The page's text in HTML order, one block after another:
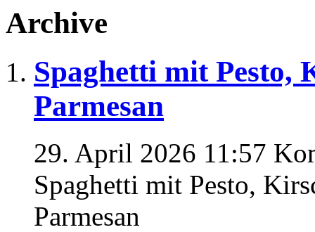
Archive
Spaghetti mit Pesto,
Parmesan
29. April 2026 11:57
Spaghetti mit Pesto,
Parmesan